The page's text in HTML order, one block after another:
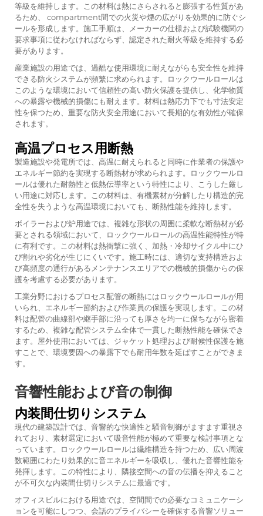
等級を維持します。この材料は熱にさらされると膨張する性質があ
るため、 compartment間での火災や煙の広がりを効果的に防ぐシ
ールを形成します。施工手順は、メーカーの仕様および試験機関の
要求事項に従わなければならず、認定された耐火等級を維持する必
要があります。
産業施設の用途では、過酷な使用環境に耐えながらも安全性を維持
できる防火システムが頻繁に求められます。ロックウールロールは
このような環境において信頼性の高い防火保護を提供し、化学物質
への暴露や機械的損傷にも耐えます。材料は熱応力下でも寸法安定
性を保つため、重要な防火安全用途において長期的な有効性が確保
されます。
高温プロセス用断熱
製造施設や発電所では、高温に耐えられると同時に作業者の保護や
エネルギー節約を実現する断熱材が求められます。ロックウールロ
ールは優れた耐熱性と低熱伝導率という特性により、こうした厳し
い用途に対応します。この材料は、有機素材が分解したり構造的完
全性を失うような高温環境においても、断熱性能を維持します。
ボイラーおよび炉用途では、複雑な形状の周囲に柔軟な断熱材が必
要とされる領域において、ロックウールロールの高温性能特性が特
に有利です。この材料は熱衝撃に強く、加熱・冷却サイクル中にひ
び割れや劣化が生じにくいです。施工時には、適切な支持構造およ
び高頻度の通行があるメンテナンスエリアでの機械的損傷からの保
護を考慮する必要があります。
工業分野におけるプロセス配管の断熱にはロックウールロールが用
いられ、エネルギー節約および作業員の保護を実現します。この材
料は配管の曲線部や継手部に沿っても厚さを均一に保ちながら密着
するため、複雑な配管システム全体で一貫した断熱性能を確保でき
ます。屋外使用においては、ジャケット処理および耐候性保護を施
すことで、環境要因への暴露下でも耐用年数を延ばすことができま
す。
音響性能および音の制御
内装間仕切りシステム
現代の建築設計では、音響的な快適性と騒音制御がますます重視さ
れており、素材選定において吸音性能が極めて重要な検討事項とな
っています。ロックウールロールは繊維構造を持つため、広い周波
数範囲にわたり効果的に音エネルギーを吸収し、優れた音響性能を
発揮します。この特性により、隣接空間への音の伝播を抑えること
が不可欠な内装間仕切りシステムに最適です。
オフィスビルにおける用途では、空間間での必要なコミュニケーシ
ョンを可能にしつつ、会話のプライバシーを確保する音響ソリュー